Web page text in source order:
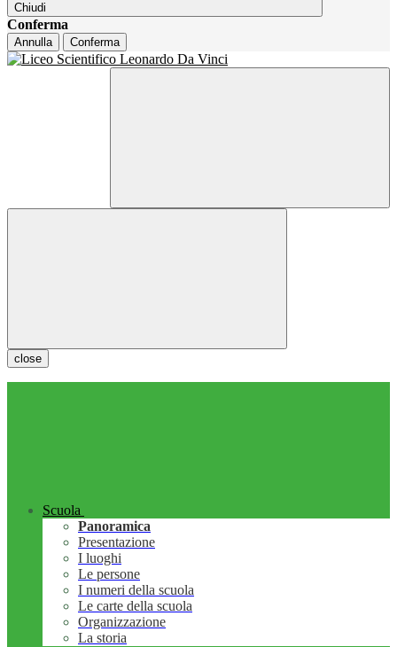
Chiudi
Conferma
Annulla Conferma
close
Scuola
Panoramica
Presentazione
I luoghi
Le persone
I numeri della scuola
Le carte della scuola
Organizzazione
La storia